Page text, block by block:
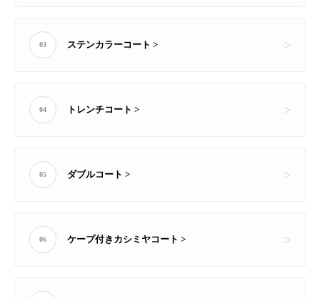
03 ステンカラーコート >
04 トレンチコート >
05 ダブルコート >
06 ケープ付きカシミヤコート >